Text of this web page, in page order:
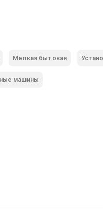
Мелкая бытовая
машины